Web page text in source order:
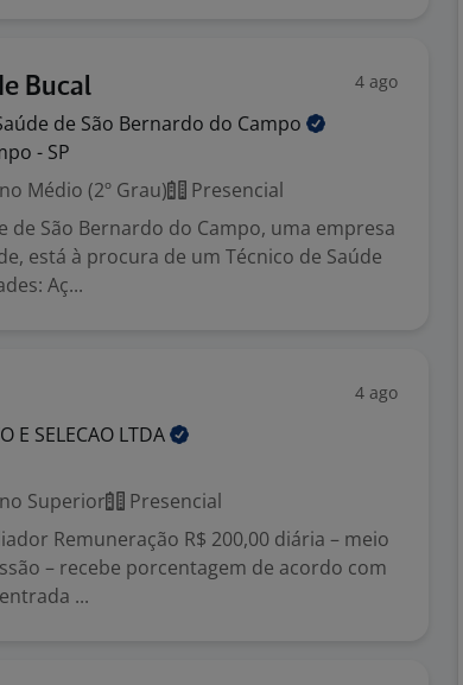
Bucal 4 ago
de São Bernardo do Campo
- SP
Médio (2º Grau)
Presencial
de São Bernardo do Campo, uma empresa
está à procura de um Técnico de Saúde
Aç...
4 ago
E SELECAO LTDA
Superior
Presencial
Remuneração R$ 200,00 diária – meio
– recebe porcentagem de acordo com
...